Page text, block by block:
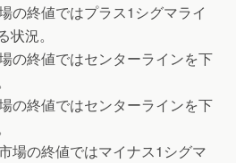
の終値ではプラス1シグマライ
況。
の終値ではセンターラインを下
の終値ではセンターラインを下
場の終値ではマイナス1シグマ